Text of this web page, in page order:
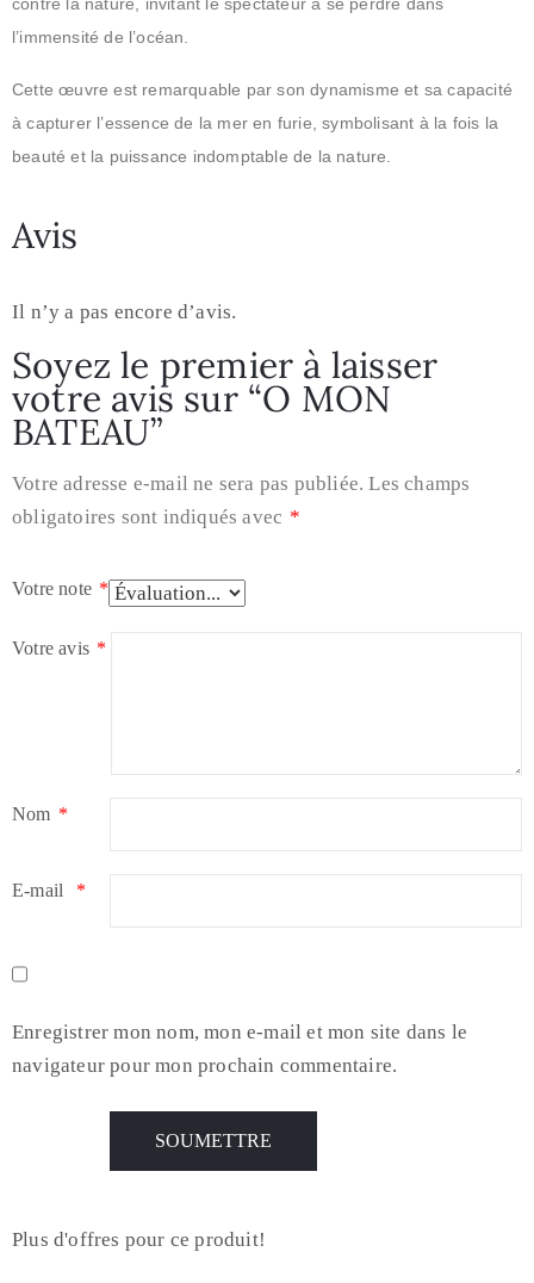
l’immensité de l’océan.
Cette œuvre est remarquable par son dynamisme et sa capacité
à capturer l’essence de la mer en furie, symbolisant à la fois la
beauté et la puissance indomptable de la nature.
Avis
Il n’y a pas encore d’avis.
Soyez le premier à laisser
votre avis sur “O MON
BATEAU”
Votre adresse e-mail ne sera pas publiée. Les champs
obligatoires sont indiqués avec *
Votre note *
Votre avis *
Nom *
E-mail *
Enregistrer mon nom, mon e-mail et mon site dans le
navigateur pour mon prochain commentaire.
Plus d'offres pour ce produit!